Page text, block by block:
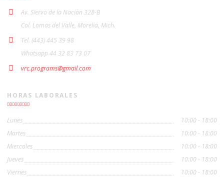
Av. Siervo de la Nación 328-B
Col. Lomas del Valle, Morelia, Mich.
Tel. (443) 445 39 98
Whatsapp 44 32 83 73 07
vrc.programs@gmail.com
HORAS LABORALES
Lunes
10:00 - 18:00
Martes
10:00 - 18:00
Miercoles
10:00 - 18:00
Jueves
10:00 - 18:00
Viernes
10:00 - 18:00